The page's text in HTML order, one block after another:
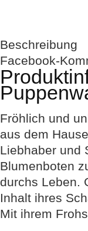
Beschreibung
Facebook-
Fröhlich und
aus dem
Liebhaber und
Blumenboten
durchs Leben.
Inhalt ihres
Mit ihrem